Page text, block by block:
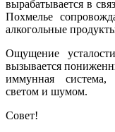
вырабатывается в
Похмелье
алкогольные
Ощущение
вызывается
иммунная система,
светом и шумом.
Совет!